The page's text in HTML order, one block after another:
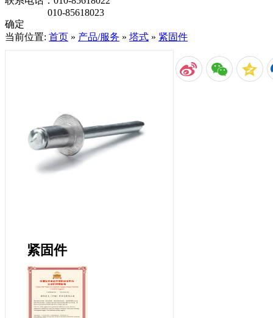
010-85618023
确定
当前位置: 首页 » 产品/服务 » 塔式 » 紧固件
紧固件